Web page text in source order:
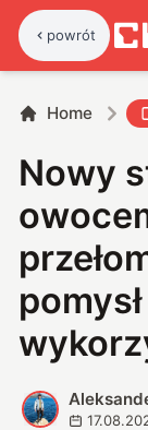
powrót
Home
Nowy
A